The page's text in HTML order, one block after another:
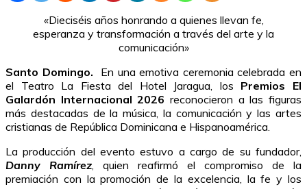
«Dieciséis años honrando a quienes llevan fe,
esperanza y transformación a través del arte y la
comunicación»
Santo Domingo.
En una emotiva ceremonia celebrada en
el Teatro La Fiesta del Hotel Jaragua, los Premios El
Galardón Internacional 2026 reconocieron a las figuras
más destacadas de la música, la comunicación y las artes
cristianas de República Dominicana e Hispanoamérica.
La producción del evento estuvo a cargo de su fundador,
Danny Ramírez , quien reafirmó el compromiso de la
premiación con la promoción de la excelencia, la fe y los